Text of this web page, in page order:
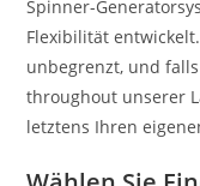
Spinner-
Flexibilität
unbegrenzt, und
throughout unserer
letztens Ihren